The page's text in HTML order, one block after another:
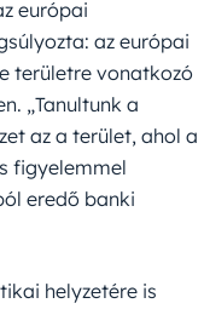
európai
az európai
területre vonatkozó
„Tanultunk a
az a terület, ahol a
figyelemmel
eredő banki
helyzetére is